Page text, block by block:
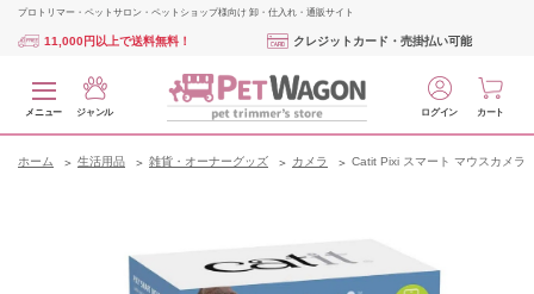
プロトリマー・ペットサロン・ペットショップ様向け 卸・仕入れ・通販サイト
11,000円以上で送料無料！ クレジットカード・売掛払い可能
メニュー ジャンル ログイン カート
ホーム 生活用品 雑貨・オーナーグッズ カメラ Catit Pixi スマート マウスカメラ